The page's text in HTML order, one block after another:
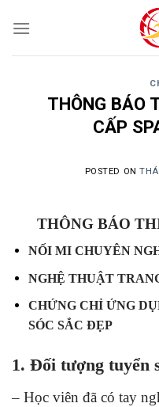
THÔNG BÁO
CẤP
POSTED ON
THÔNG BÁO
NỐI MI CHUYÊN
NGHỆ THUẬT
CHỨNG CHỈ ỨNG
SÓC SẮC ĐẸP
1. Đối tượng tuyển
– Học viên đã có tay